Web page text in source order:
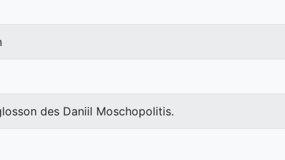
des Daniil Moschopolitis.